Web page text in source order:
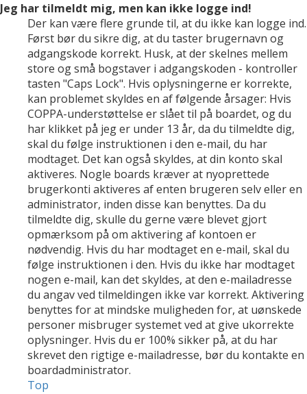
Jeg har tilmeldt mig, men kan ikke logge ind!
Der kan være flere grunde til, at du ikke kan logge ind.
Først bør du sikre dig, at du taster brugernavn og
adgangskode korrekt. Husk, at der skelnes mellem
store og små bogstaver i adgangskoden - kontroller
tasten "Caps Lock". Hvis oplysningerne er korrekte,
kan problemet skyldes en af følgende årsager: Hvis
COPPA-understøttelse er slået til på boardet, og du
har klikket på jeg er under 13 år, da du tilmeldte dig,
skal du følge instruktionen i den e-mail, du har
modtaget. Det kan også skyldes, at din konto skal
aktiveres. Nogle boards kræver at nyoprettede
brugerkonti aktiveres af enten brugeren selv eller en
administrator, inden disse kan benyttes. Da du
tilmeldte dig, skulle du gerne være blevet gjort
opmærksom på om aktivering af kontoen er
nødvendig. Hvis du har modtaget en e-mail, skal du
følge instruktionen i den. Hvis du ikke har modtaget
nogen e-mail, kan det skyldes, at den e-mailadresse
du angav ved tilmeldingen ikke var korrekt. Aktivering
benyttes for at mindske muligheden for, at uønskede
personer misbruger systemet ved at give ukorrekte
oplysninger. Hvis du er 100% sikker på, at du har
skrevet den rigtige e-mailadresse, bør du kontakte en
boardadministrator.
Top